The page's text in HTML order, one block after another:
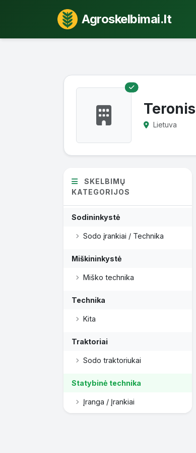
Agroskelbimai.lt
Teronis
Lietuva
SKELBIMŲ
KATEGORIJOS
Sodininkystė
Sodo įrankiai / Technika
Miškininkystė
Miško technika
Technika
Kita
Traktoriai
Sodo traktoriukai
Statybinė technika
Įranga / Įrankiai